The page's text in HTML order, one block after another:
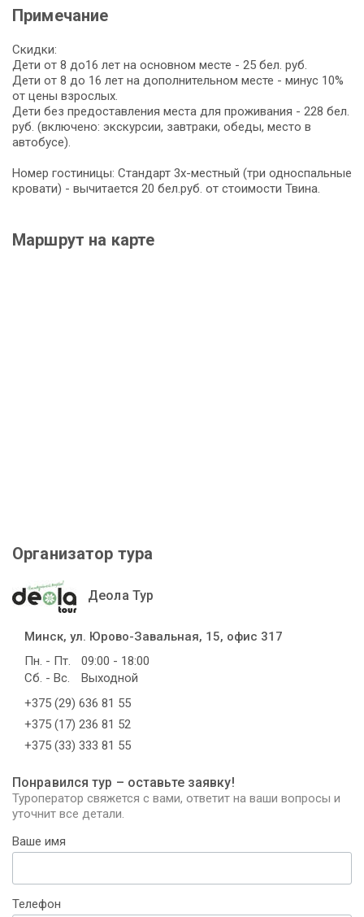
Примечание
Скидки:
Дети от 8 до16 лет на основном месте - 25 бел. руб.
Дети от 8 до 16 лет на дополнительном месте - минус 10%
от цены взрослых.
Дети без предоставления места для проживания - 228 бел.
руб. (включено: экскурсии, завтраки, обеды, место в
автобусе).
Номер гостиницы: Стандарт 3х-местный (три односпальные
кровати) - вычитается 20 бел.руб. от стоимости Твина.
Маршрут на карте
Организатор тура
Деола Тур
Минск, ул. Юрово-Завальная, 15, офис 317
Пн. - Пт.
09:00 - 18:00
Сб. - Вс.
Выходной
+375 (29) 636 81 55
+375 (17) 236 81 52
+375 (33) 333 81 55
Понравился тур – оставьте заявку!
Туроператор свяжется с вами, ответит на ваши вопросы и
уточнит все детали.
Ваше имя
Телефон